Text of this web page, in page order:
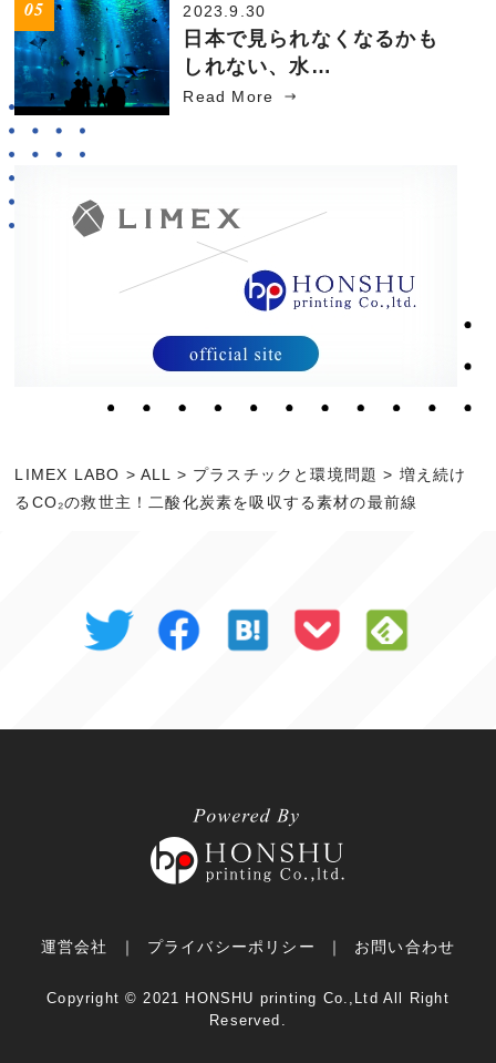
2023.9.30
日本で見られなくなるかも
しれない、水…
Read More
LIMEX LABO > ALL > プラスチックと環境問題 > 増え続け
るCO₂の救世主！二酸化炭素を吸収する素材の最前線
運営会社 プライバシーポリシー お問い合わせ
Copyright ©︎ 2021 HONSHU printing Co.,Ltd All Right
Reserved.